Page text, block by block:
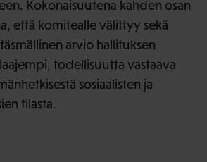
Kokonaisuutena kahden osan
että komitealle välittyy sekä
arvio hallituksen
todellisuutta vastaava
sosiaalisten ja
tilasta.